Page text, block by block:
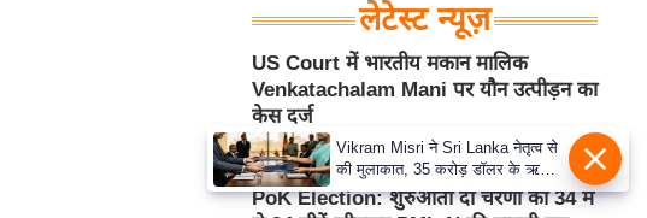
लेटेस्ट न्यूज़
US Court में भारतीय मकान मालिक
Venkatachalam Mani पर यौन उत्पीड़न का
केस दर्ज
Aug 06, 2026 9:41AM अंतर्राष्ट्रीय
PoK Election: शुरुआती दो चरणों की 34 में
Vikram Misri ने Sri Lanka नेतृत्व से
की मुलाकात, 35 करोड़ डॉलर के ऋण
समझौते का हुआ आदान-प्रदान